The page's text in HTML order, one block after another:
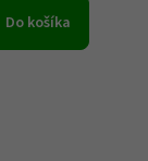
Do košíka